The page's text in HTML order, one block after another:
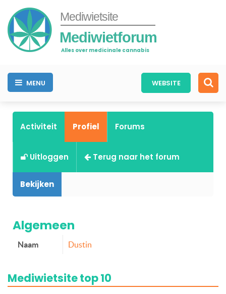
Mediwietsite
Mediwietforum
Alles over medicinale cannabis
MENU WEBSITE
Activiteit Profiel Forums
Uitloggen Terug naar het forum
Bekijken
Algemeen
Naam Dustin
Mediwietsite top 10